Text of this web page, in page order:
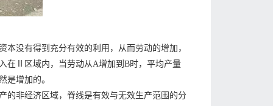
没有得到充分有效的利用，从而劳动的增加，
在Ⅱ区域内，当劳动从A增加到B时，平均产量
是增加的。
的非经济区域，脊线是有效与无效生产范围的分